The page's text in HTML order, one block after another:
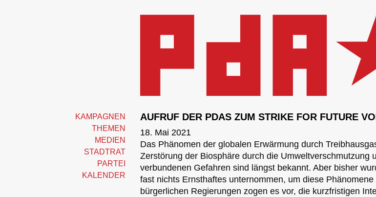
KAMPAGNEN
THEMEN
MEDIEN
STADTRAT
PARTEI
KALENDER
AUFRUF DER PDAS ZUM STRIKE FOR FUTURE
18. Mai 2021
Das Phänomen der globalen Erwärmung durch
Zerstörung der Biosphäre durch die Umweltverschmutzung
verbundenen Gefahren sind längst bekannt. Aber bisher
fast nichts Ernsthaftes unternommen, um diese
bürgerlichen Regierungen zogen es vor, die kurzfristigen